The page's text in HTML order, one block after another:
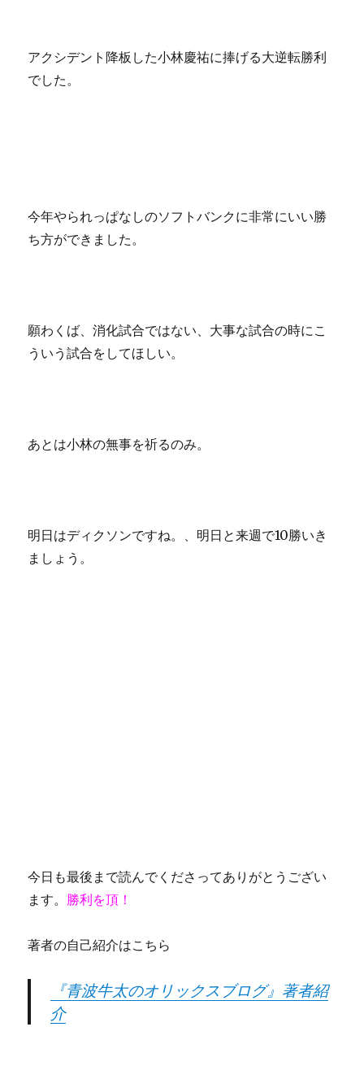
アクシデント降板した小林慶祐に捧げる大逆転勝利
でした。
今年やられっぱなしのソフトバンクに非常にいい勝
ち方ができました。
願わくば、消化試合ではない、大事な試合の時にこ
ういう試合をしてほしい。
あとは小林の無事を祈るのみ。
明日はディクソンですね。、明日と来週で10勝いき
ましょう。
今日も最後まで読んでくださってありがとうござい
ます。 勝利を頂！
著者の自己紹介はこちら
『青波牛太のオリックスブログ』著者紹
介